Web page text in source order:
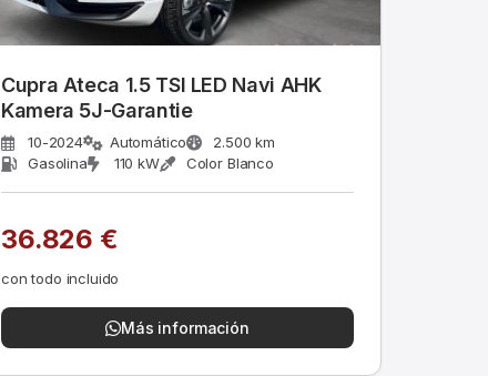
Cupra Ateca 1.5 TSI LED Navi AHK
Kamera 5J-Garantie
10-2024 Automático
2.500 km
Gasolina
110 kW Color Blanco
36.826 €
con todo incluido
Más información